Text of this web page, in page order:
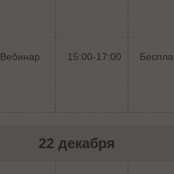
Вебинар 15:00-17:00
22 декабря